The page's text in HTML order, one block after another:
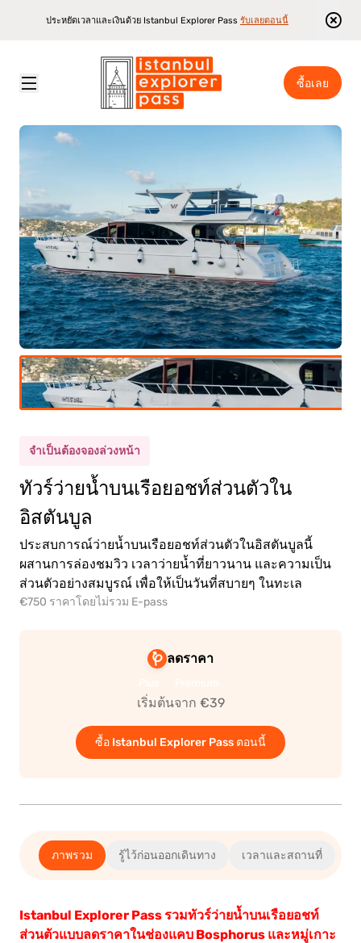
ประหยัดเวลาและเงินด้วย Istanbul Explorer Pass รับเลยตอนนี้
ซื้อเลย
Istanbul Explorer Pass \ สถานที่ท่องเที่ยว \ ทัวร์ว่ายน้ำบนเรือยอชท์ส่วนตัวในอิสตันบูล
จำเป็นต้องจองล่วงหน้า
ทัวร์ว่ายน้ำบนเรือยอชท์ส่วนตัวใน
อิสตันบูล
ประสบการณ์ว่ายน้ำบนเรือยอชท์ส่วนตัวในอิสตันบูลนี้
ผสานการล่องชมวิว เวลาว่ายน้ำที่ยาวนาน และความเป็น
ส่วนตัวอย่างสมบูรณ์ เพื่อให้เป็นวันที่สบายๆ ในทะเล
€750 ราคาโดยไม่รวม E-pass
ลดราคา
เริ่มต้นจาก €39
ซื้อ Istanbul Explorer Pass ตอนนี้
ภาพรวม รู้ไว้ก่อนออกเดินทาง เวลาและสถานที่
Istanbul Explorer Pass รวมทัวร์ว่ายน้ำบนเรือยอชท์
ส่วนตัวแบบลดราคาในช่องแคบ Bosphorus และหมู่เกาะ
(12+)